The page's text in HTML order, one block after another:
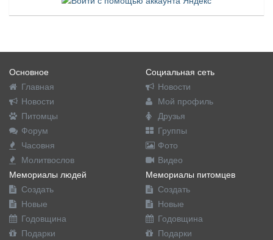
Основное
Главная
Новости
Питомцы
Форум
Часовня
Молитвослов
Социальная сеть
Новости
Мой профиль
Друзья
Группы
Фото
Видео
Мемориалы людей
Создать
Новые
Годовщина
Подарки
Мемориалы питомцев
Создать
Новые
Годовщина
Подарки